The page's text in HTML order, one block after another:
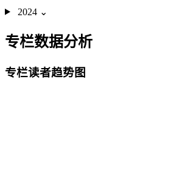
2024 ⌄
专栏数据分析
专栏读者趋势图